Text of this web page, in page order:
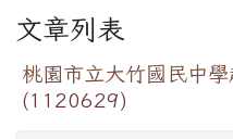
文章列表
桃園市立大竹國民中
(1120629)